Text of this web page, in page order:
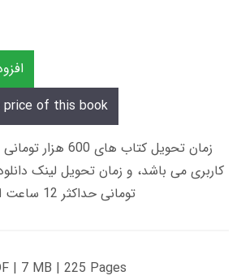
price of this book
زمان تحویل کتاب
تومانی حداکثر 12 ساعت از طریق پیامک/ایمیل
| 7 MB | 225 Pages